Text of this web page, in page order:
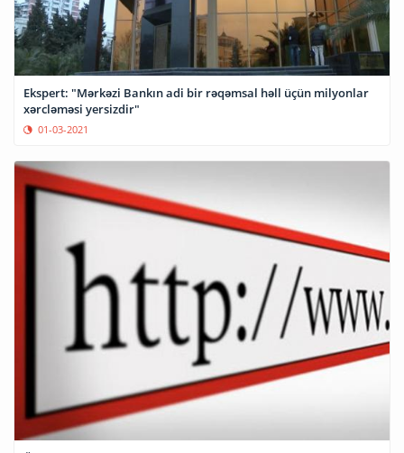
Ekspert: "Mərkəzi Bankın adi bir rəqəmsal həll üçün milyonlar
xərcləməsi yersizdir"
01-03-2021